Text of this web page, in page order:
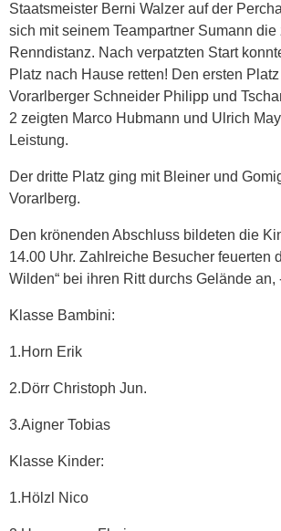
Staatsmeister Berni Walzer auf der
sich mit seinem Teampartner Sumann
Renndistanz. Nach verpatzten Start
Platz nach Hause retten! Den ersten
Vorarlberger Schneider Philipp und
2 zeigten Marco Hubmann und Ulrich
Leistung.
Der dritte Platz ging mit Bleiner und
Vorarlberg.
Den krönenden Abschluss bildeten die
14.00 Uhr. Zahlreiche Besucher feuerten
Wilden“ bei ihren Ritt durchs Gelände an,
Klasse Bambini:
1.Horn Erik
2.Dörr Christoph Jun.
3.Aigner Tobias
Klasse Kinder:
1.Hölzl Nico